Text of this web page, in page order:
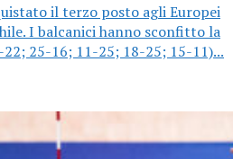
il terzo posto agli Europei
I balcanici hanno sconfitto la
25-16; 11-25; 18-25; 15-11)...